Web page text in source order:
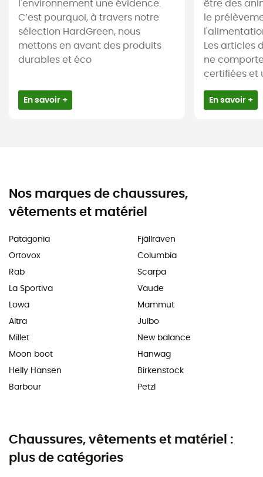
l'environnement une évidence.
C’est pourquoi, à travers notre
sélection HardGreen, nous
mettons en avant des produits
durables et éco
En savoir +
être des
le
Les articles
ne
certifiées et
En savoir +
Nos marques de chaussures,
vêtements et matériel
Patagonia
Ortovox
Rab
La Sportiva
Lowa
Altra
Millet
Moon boot
Helly Hansen
Barbour
Fjällräven
Columbia
Scarpa
Vaude
Mammut
Julbo
New balance
Hanwag
Birkenstock
Petzl
Chaussures, vêtements et matériel :
plus de catégories